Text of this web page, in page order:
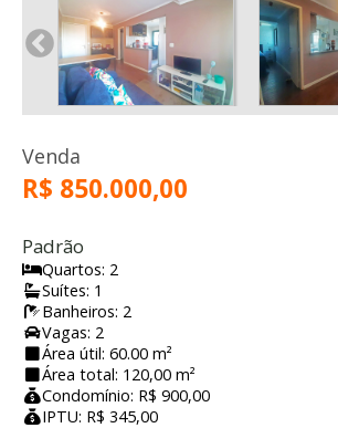
Venda
R$ 850.000,00
Padrão
Quartos: 2
Suítes: 1
Banheiros: 2
Vagas: 2
Área útil: 60.00 m²
Área total: 120,00 m²
Condomínio: R$ 900,00
IPTU: R$ 345,00